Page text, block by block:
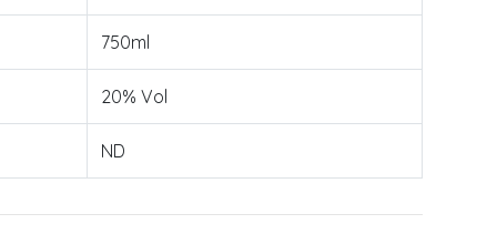
750ml
20% Vol
ND